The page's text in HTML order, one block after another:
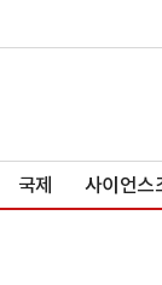
국제 사이언스